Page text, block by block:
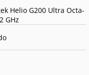
Helio G200 Ultra Octa-
GHz